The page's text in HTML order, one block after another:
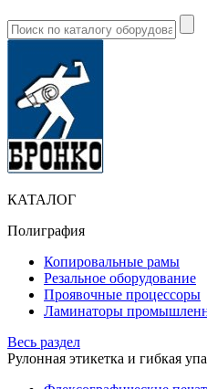
КАТАЛОГ
Полиграфия
Копировальные рамы
Резальное оборудование
Проявочные процессоры
Ламинаторы
Весь раздел
Рулонная этикетка и гибкая